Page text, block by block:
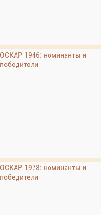
ОСКАР 1946: номинанты и
победители
ОСКАР 1978: номинанты и
победители